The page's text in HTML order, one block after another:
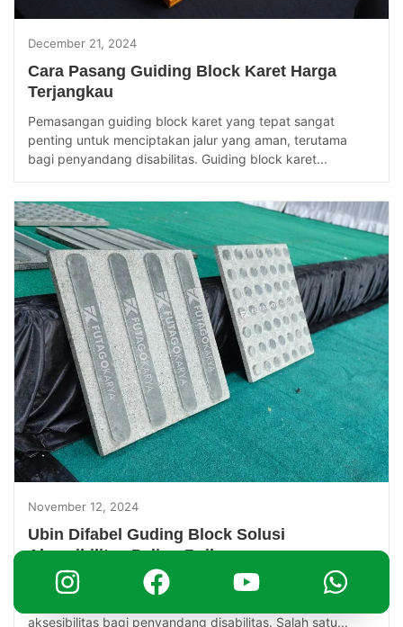
December 21, 2024
Cara Pasang Guiding Block Karet Harga
Terjangkau
Pemasangan guiding block karet yang tepat sangat
penting untuk menciptakan jalur yang aman, terutama
bagi penyandang disabilitas. Guiding block karet...
November 12, 2024
Ubin Difabel Guding Block Solusi
Aksesibilitas Paling Baik
Dalam menciptakan ruang publik yang inklusif, salah satu
aksesibilitas bagi penyandang disabilitas. Salah satu...